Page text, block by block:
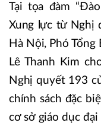
Tại tọa đàm
Xung lực từ Nghị
Hà Nội, Phó
Lê Thanh Kim
Nghị quyết 193
chính sách đặc
cơ sở giáo dục